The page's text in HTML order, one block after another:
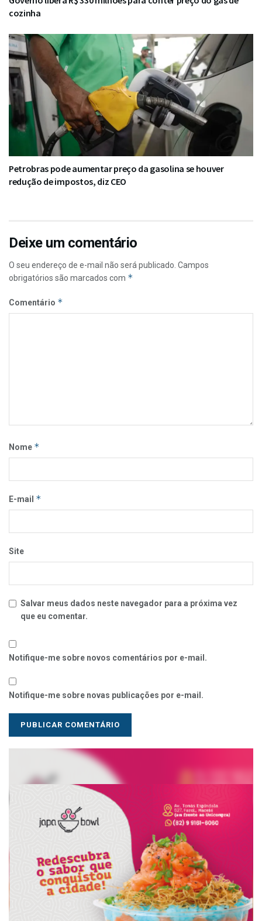
cozinha
Petrobras pode aumentar preço da gasolina se houver
redução de impostos, diz CEO
Deixe um comentário
O seu endereço de e-mail não será publicado. Campos
obrigatórios são marcados com *
Comentário *
Nome *
E-mail *
Site
Salvar meus dados neste navegador para a próxima vez
que eu comentar.
Notifique-me sobre novos comentários por e-mail.
Notifique-me sobre novas publicações por e-mail.